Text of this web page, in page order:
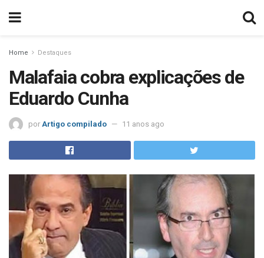
Home Destaques
Malafaia cobra explicações de
Eduardo Cunha
por Artigo compilado 11 anos ago